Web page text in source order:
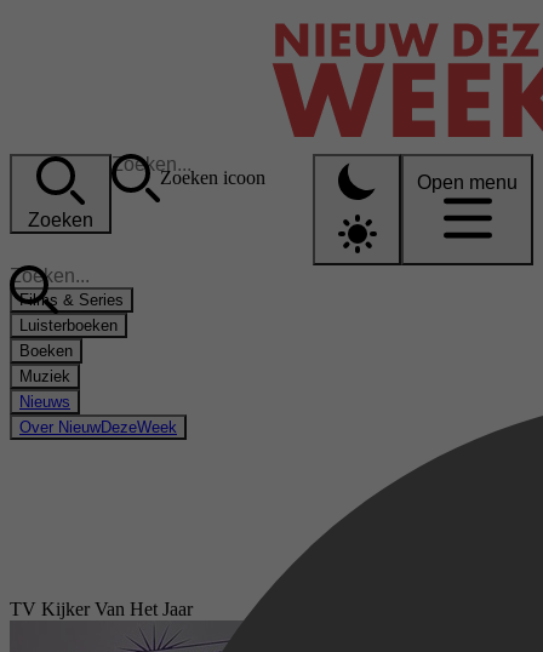
Zoeken
Zoeken icoon Open menu
Films & Series
Luisterboeken
Boeken
Muziek
Nieuws
Over NieuwDezeWeek
TV Kijker Van Het Jaar